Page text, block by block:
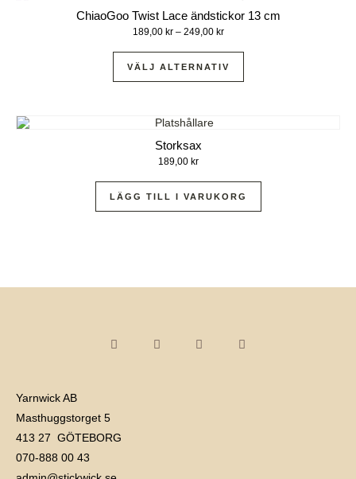
ChiaoGoo Twist Lace ändstickor 13 cm
189,00 kr – 249,00 kr
VÄLJ ALTERNATIV
Storksax
189,00 kr
LÄGG TILL I VARUKORG
Yarnwick AB
Masthuggstorget 5
413 27 GÖTEBORG
070-888 00 43